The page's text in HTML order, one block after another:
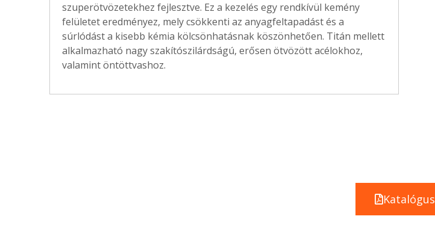
szuperötvözetekhez fejlesztve. Ez a kezelés egy rendkívül kemény
felületet eredményez, mely csökkenti az anyagfeltapadást és a
súrlódást a kisebb kémia kölcsönhatásnak köszönhetően. Titán mellett
alkalmazható nagy szakítószilárdságú, erősen ötvözött acélokhoz,
valamint öntöttvashoz.
Katalógus